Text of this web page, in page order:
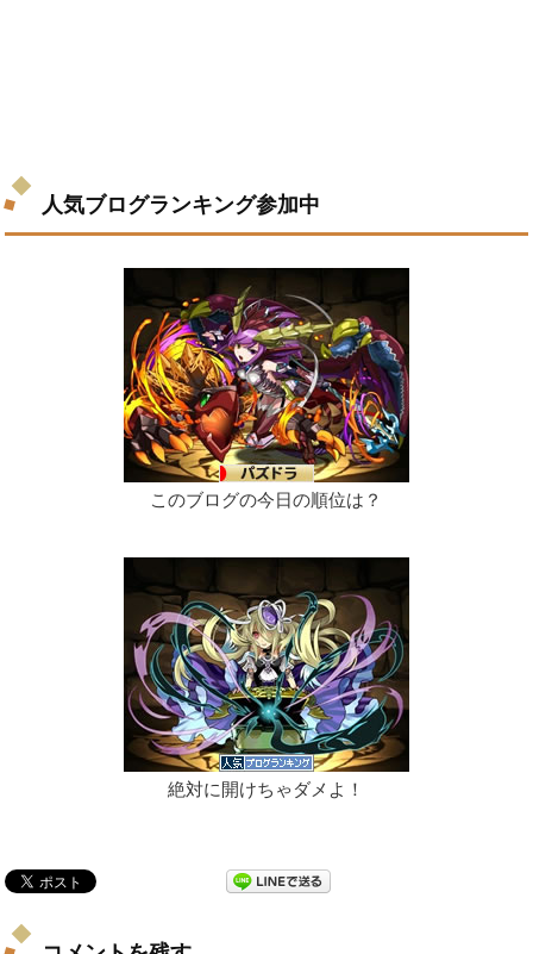
人気ブログランキング参加中
このブログの今日の順位は？
絶対に開けちゃダメよ！